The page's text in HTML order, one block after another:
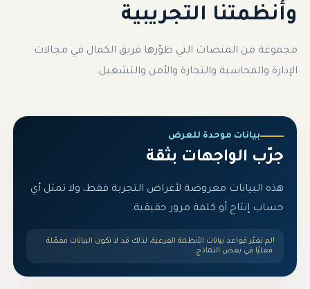
وأنظمتنا التجريبية
مجموعة من المنصات التي طوّرها فريق الكمال في مجالات
الإدارة والمحاسبة والتجارة والأمن والتشغيل.
بيانات موحدة للعرض
جرّب الواجهات بثقة
هذه البيانات معروضة لأغراض التجربة فقط، ولا تمثل أي
حساب إنتاج أو كلمة مرور حقيقية.
!لم نغيّر قواعد بيانات الأنظمة الفرعية، لذلك قد لا تكون البيانات مفعّلة
فعليًا في بعض النماذج.